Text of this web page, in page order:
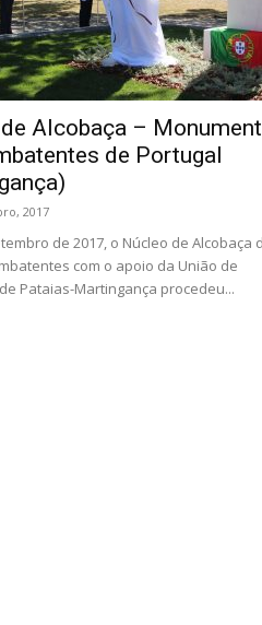
Alcobaça –
de Portugal
2017
de 2017, o Núcleo de Alcobaça
com o apoio da União de
Pataias-Martingança procedeu...